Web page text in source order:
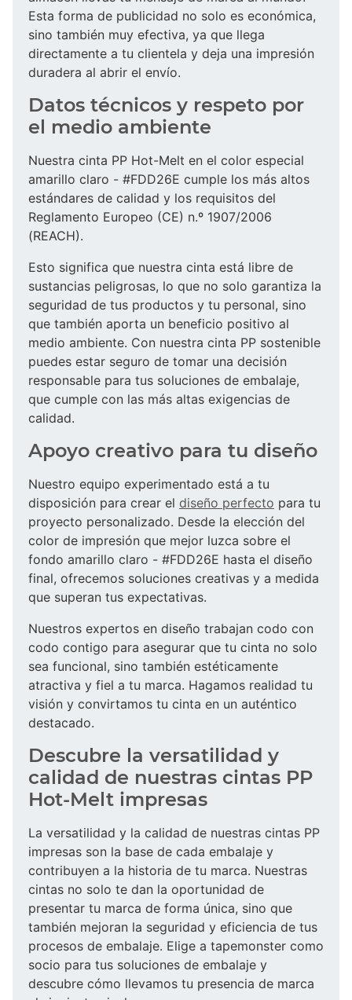
Esta forma de publicidad no solo es económica,
sino también muy efectiva, ya que llega
directamente a tu clientela y deja una impresión
duradera al abrir el envío.
Datos técnicos y respeto por
el medio ambiente
Nuestra cinta PP Hot-Melt en el color especial
amarillo claro - #FDD26E cumple los más altos
estándares de calidad y los requisitos del
Reglamento Europeo (CE) n.º 1907/2006
(REACH).
Esto significa que nuestra cinta está libre de
sustancias peligrosas, lo que no solo garantiza la
seguridad de tus productos y tu personal, sino
que también aporta un beneficio positivo al
medio ambiente. Con nuestra cinta PP sostenible
puedes estar seguro de tomar una decisión
responsable para tus soluciones de embalaje,
que cumple con las más altas exigencias de
calidad.
Apoyo creativo para tu diseño
Nuestro equipo experimentado está a tu
disposición para crear el diseño perfecto para tu
proyecto personalizado. Desde la elección del
color de impresión que mejor luzca sobre el
fondo amarillo claro - #FDD26E hasta el diseño
final, ofrecemos soluciones creativas y a medida
que superan tus expectativas.
Nuestros expertos en diseño trabajan codo con
codo contigo para asegurar que tu cinta no solo
sea funcional, sino también estéticamente
atractiva y fiel a tu marca. Hagamos realidad tu
visión y convirtamos tu cinta en un auténtico
destacado.
Descubre la versatilidad y
calidad de nuestras cintas PP
Hot-Melt impresas
La versatilidad y la calidad de nuestras cintas PP
impresas son la base de cada embalaje y
contribuyen a la historia de tu marca. Nuestras
cintas no solo te dan la oportunidad de
presentar tu marca de forma única, sino que
también mejoran la seguridad y eficiencia de tus
procesos de embalaje. Elige a tapemonster como
socio para tus soluciones de embalaje y
descubre cómo llevamos tu presencia de marca